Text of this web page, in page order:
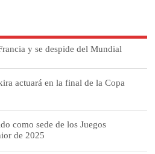
y se despide del Mundial
actuará en la final de la Copa
como sede de los Juegos
de 2025